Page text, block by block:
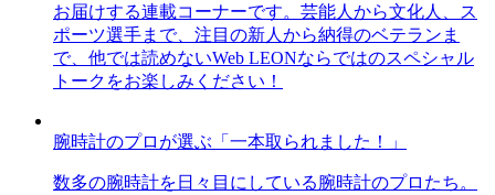
お届けする連載コーナーです。芸能人から文化人、ス
ポーツ選手まで、注目の新人から納得のベテランま
で、他では読めないWeb LEONならではのスペシャル
トークをお楽しみください！
腕時計のプロが選ぶ「一本取られました！」
数多の腕時計を日々目にしている腕時計のプロたち。